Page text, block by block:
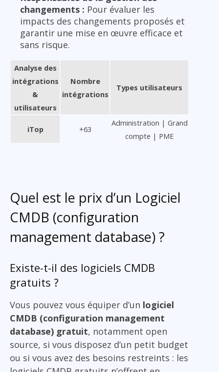
changements : Pour évaluer les
impacts des changements proposés et
garantir une mise en œuvre efficace et
sans risque.
Analyse des
intégrations
&
utilisateurs
Nombre
intégrations
Types utilisateurs
iTop +63
Administration | Grand
compte | PME
Quel est le prix d’un Logiciel
CMDB (configuration
management database) ?
Existe-t-il des logiciels CMDB
gratuits ?
Vous pouvez vous équiper d’un logiciel
CMDB (configuration management
database) gratuit, notamment open
source, si vous disposez d’un petit budget
ou si vous avez des besoins restreints : les